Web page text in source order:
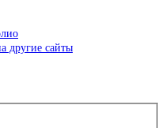
другие сайты